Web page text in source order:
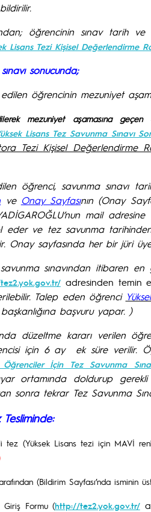
öğrencinin sınav tarih ve
Lisans Tezi Kişisel Değerlendirme
sonucunda;
öğrencinin mezuniyet
mezuniyet aşamasına geçen
Lisans Tez Savunma Sınavı
Tezi Kişisel Değerlendirme
öğrenci, savunma sınavı
ve Onay Sayfasının (Onay
mail
eder ve tez savunma
Onay sayfasında her bir jüri
sınavından itibaren
adresinden temin
Talep eden öğrenci
başvuru yapar. )
düzeltme kararı verilen
için 6 ay ek süre verilir.
Öğrenciler İçin Tez Savunma
ortamında doldurup gerekli
sonra tekrar Tez Savunma
(Yüksek Lisans tezi için MAVİ
(Bildirim Sayfası’nda isminin
Giriş Formu (http://tez2.yok.gov.tr/